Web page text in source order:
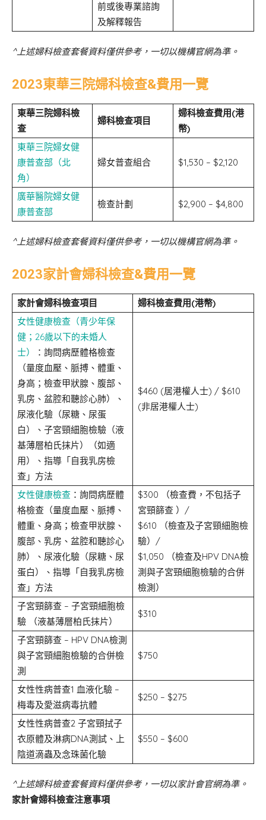
前或後專業諮詢
及解釋報告
^上述婦科檢查套餐資料僅供參考，一切以機構官網為準。
2023東華三院婦科檢查&費用一覽
東華三院婦科檢
查
婦科檢查項目
婦科檢查費用(港
幣)
東華三院婦女健
康普查部（北
角）
婦女普查組合 $1,530 – $2,120
廣華醫院婦女健
康普查部
檢查計劃 $2,900 – $4,800
^上述婦科檢查套餐資料僅供參考，一切以機構官網為準。
2023家計會婦科檢查&費用一覽
家計會婦科檢查項目 婦科檢查費用(港幣)
女性健康檢查（青少年保
健；26歲以下的未婚人
士）
：詢問病歷體格檢查
（量度血壓、脈搏、體重、
身高；檢查甲狀腺、腹部、
乳房、盆腔和聽診心肺）、
尿液化驗（尿糖、尿蛋
白）、子宮頸細胞檢驗（液
基薄層柏氏抹片）（如適
用）、指導「自我乳房檢
查」方法
$460 (居港權人士) / $610
(非居港權人士)
女性健康檢查 ：詢問病歷體
格檢查（量度血壓、脈搏、
體重、身高；檢查甲狀腺、
腹部、乳房、盆腔和聽診心
肺）、尿液化驗（尿糖、尿
蛋白）、指導「自我乳房檢
查」方法
$300 （檢查費，不包括子
宮頸篩查 ）/
$610 （檢查及子宮頸細胞檢
驗）/
$1,050 （檢查及HPV DNA檢
測與子宮頸細胞檢驗的合併
檢測）
子宮頸篩查 – 子宮頸細胞檢
驗 （液基薄層柏氏抹片）
$310
子宮頸篩查 – HPV DNA檢測
與子宮頸細胞檢驗的合併檢
測
$750
女性性病普查1 血液化驗 –
梅毒及愛滋病毒抗體
$250 – $275
女性性病普查2 子宮頸拭子
衣原體及淋病DNA測試、上
陰道滴蟲及念珠菌化驗
$550 – $600
^上述婦科檢查套餐資料僅供參考，一切以家計會官網為準。
家計會婦科檢查注意事項